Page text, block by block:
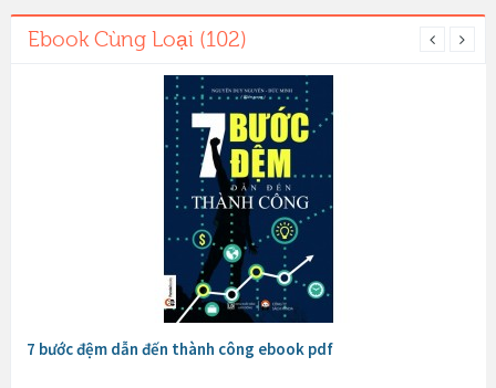
Ebook Cùng Loại (102)
7 bước đệm dẫn đến thành công ebook pdf